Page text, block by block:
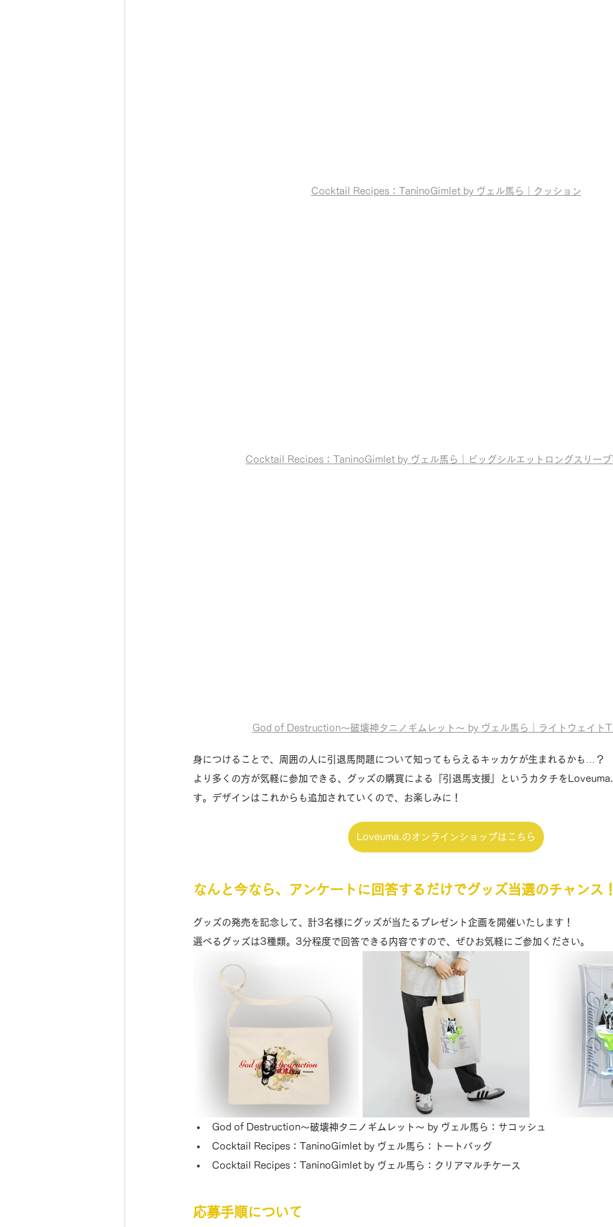
Cocktail Recipes：TaninoGimlet by ヴェル馬ら｜クッション
Cocktail Recipes：TaninoGimlet by ヴェル馬ら ｜ビッグシルエットロングスリー
God of Destruction〜破壊神タニノギムレット〜 by ヴェル馬ら ｜ライトウェイト
身につけることで、周囲の人に引退馬問題について知ってもらえるキッカケが生まれるかも…？
より多くの方が気軽に参加できる、グッズの購買による『引退馬支援』というカタチを
す。デザインはこれからも追加されていくので、お楽しみに！
Loveuma.のオンラインショップはこちら
なんと今なら、アンケートに回答するだけでグッズ当選のチャンス
グッズの発売を記念して、計3名様にグッズが当たるプレゼント企画を開催いたします！
選べるグッズは3種類。3分程度で回答できる内容ですので、ぜひお気軽にご参加ください。
God of Destruction〜破壊神タニノギムレット〜 by ヴェル馬ら：サコッシュ
Cocktail Recipes：TaninoGimlet by ヴェル馬ら：トートバッグ
Cocktail Recipes：TaninoGimlet by ヴェル馬ら：クリアマルチケース
応募手順について